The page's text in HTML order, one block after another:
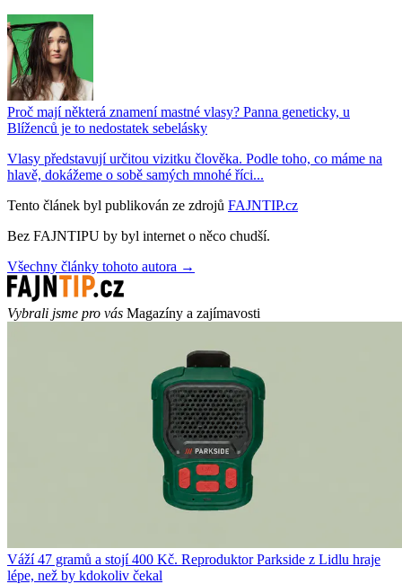
Proč mají některá znamení mastné vlasy? Panna geneticky, u
Blíženců je to nedostatek sebelásky
Vlasy představují určitou vizitku člověka. Podle toho, co máme na
hlavě, dokážeme o sobě samých mnohé říci...
Tento článek byl publikován ze zdrojů FAJNTIP.cz
Bez FAJNTIPU by byl internet o něco chudší.
Všechny články tohoto autora →
Vybrali jsme pro vás Magazíny a zajímavosti
Váží 47 gramů a stojí 400 Kč. Reproduktor Parkside z Lidlu hraje
lépe, než by kdokoliv čekal